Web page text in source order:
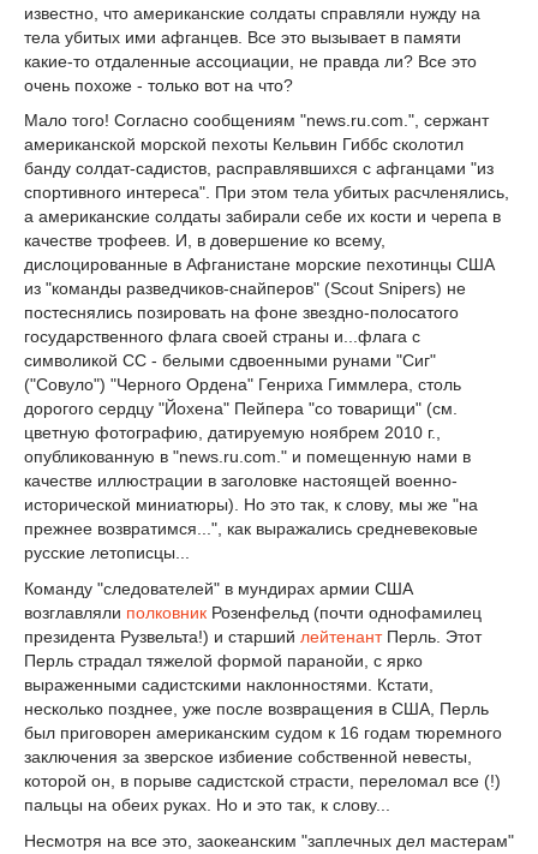
известно, что американские солдаты справляли нужду на
тела убитых ими афганцев. Все это вызывает в памяти
какие-то отдаленные ассоциации, не правда ли? Все это
очень похоже - только вот на что?
Мало того! Согласно сообщениям "news.ru.com.", сержант
американской морской пехоты Кельвин Гиббс сколотил
банду солдат-садистов, расправлявшихся с афганцами "из
спортивного интереса". При этом тела убитых расчленялись,
а американские солдаты забирали себе их кости и черепа в
качестве трофеев. И, в довершение ко всему,
дислоцированные в Афганистане морские пехотинцы США
из "команды разведчиков-снайперов" (Scout Snipers) не
постеснялись позировать на фоне звездно-полосатого
государственного флага своей страны и...флага с
символикой СС - белыми сдвоенными рунами "Сиг"
("Совуло") "Черного Ордена" Генриха Гиммлера, столь
дорогого сердцу "Йохена" Пейпера "со товарищи" (см.
цветную фотографию, датируемую ноябрем 2010 г.,
опубликованную в "news.ru.com." и помещенную нами в
качестве иллюстрации в заголовке настоящей военно-
исторической миниатюры). Но это так, к слову, мы же "на
прежнее возвратимся...", как выражались средневековые
русские летописцы...
Команду "следователей" в мундирах армии США
возглавляли полковник Розенфельд (почти однофамилец
президента Рузвельта!) и старший лейтенантПерль. Этот
Перль страдал тяжелой формой паранойи, с ярко
выраженными садистскими наклонностями. Кстати,
несколько позднее, уже после возвращения в США, Перль
был приговорен американским судом к 16 годам тюремного
заключения за зверское избиение собственной невесты,
которой он, в порыве садистской страсти, переломал все (!)
пальцы на обеих руках. Но и это так, к слову...
Несмотря на все это, заокеанским "заплечных дел мастерам"